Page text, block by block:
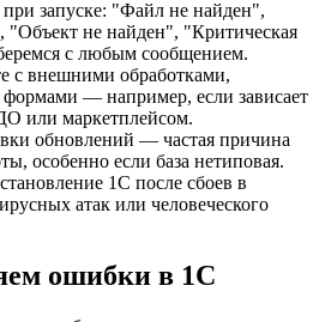
запуске: "Файл не найден",
не найден", "Критическая
с любым сообщением.
с внешними обработками,
— например, если зависает
или маркетплейсом.
обновлений — частая причина
особенно если база нетиповая.
1С после сбоев в
атак или человеческого
ошибки в 1С